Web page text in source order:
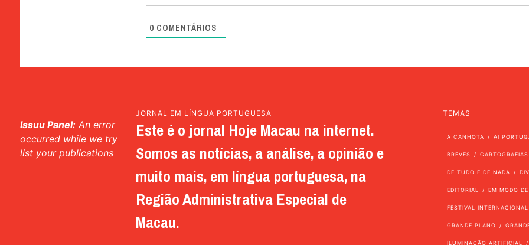
0 COMENTÁRIOS
Issuu Panel: An error
occurred while we try
list your publications
JORNAL EM LÍNGUA PORTUGUESA
Este é o jornal Hoje Macau na internet.
Somos as notícias, a análise, a opinião e
muito mais, em língua portuguesa, na
Região Administrativa Especial de
Macau.
TEMAS
A CANHOTA AI
BREVES CARTOGRAFIAS
DE TUDO E DE NADA
EDITORIAL EM MODO
FESTIVAL
GRANDE PLANO
ILUMINAÇÃO ARTIFICIAL